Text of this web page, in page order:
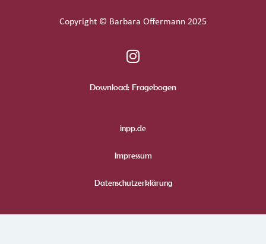
Copyright © Barbara Offermann 2025
Download: Fragebogen
inpp.de
Impressum
Datenschutzerklärung